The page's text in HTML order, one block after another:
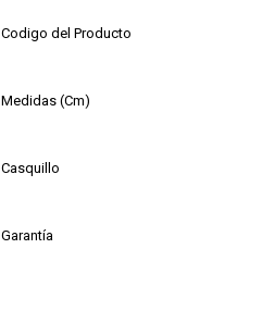
Codigo del Producto
Medidas (Cm)
Casquillo
Garantía